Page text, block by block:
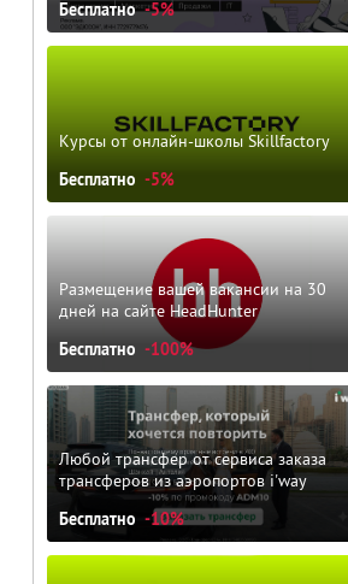
Бесплатно -5%
Курсы от онлайн-школы Skillfactory
Бесплатно -5%
Размещение вашей вакансии на 30
дней на сайте HeadHunter
Бесплатно -100%
Любой трансфер от сервиса заказа
трансферов из аэропортов i'way
Бесплатно -10%